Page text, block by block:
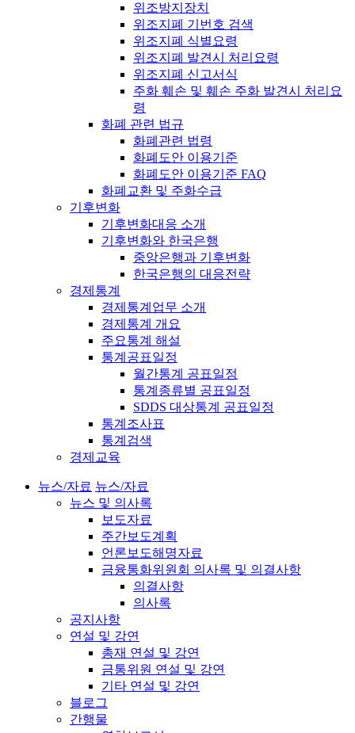
위조방지장치
위조지폐 기번호 검색
위조지폐 식별요령
위조지폐 발견시 처리요령
위조지폐 신고서식
주화 훼손 및 훼손 주화 발견시 처리요
령
화폐 관련 법규
화폐관련 법령
화폐도안 이용기준
화폐도안 이용기준 FAQ
화폐교환 및 주화수급
기후변화
기후변화대응 소개
기후변화와 한국은행
중앙은행과 기후변화
한국은행의 대응전략
경제통계
경제통계업무 소개
경제통계 개요
주요통계 해설
통계공표일정
월간통계 공표일정
통계종류별 공표일정
SDDS 대상통계 공표일정
통계조사표
통계검색
경제교육
뉴스/자료 뉴스/자료
뉴스 및 의사록
보도자료
주간보도계획
언론보도해명자료
금융통화위원회 의사록 및 의결사항
의결사항
의사록
공지사항
연설 및 강연
총재 연설 및 강연
금통위원 연설 및 강연
기타 연설 및 강연
블로그
간행물